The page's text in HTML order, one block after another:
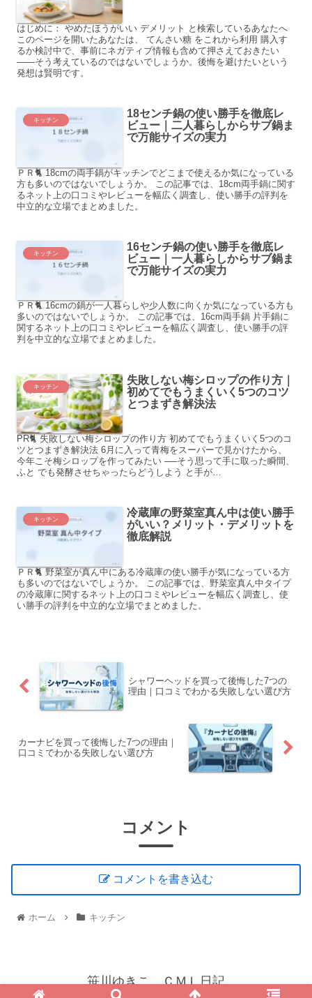
はじめに： やめたほうがいい デメリット と検索しているあなたへ
このページを開いたあなたは、 てんさい糖 をこれから利用 購入す
るか検討中で、事前にネガティブ情報も含めて押さえておきたい
――そう考えているのではないでしょうか。後悔を避けたいという
発想は賢明です。
キッチン
18センチ鍋の使い勝手を徹底レ
ビュー｜二人暮らしからサブ鍋ま
で万能サイズの実力
ＰＲ🐈 18cmの両手鍋がキッチンでどこまで使えるか気になっている
方も多いのではないでしょうか。 この記事では、18cm両手鍋に関す
るネット上の口コミやレビューを幅広く調査し、使い勝手の評判を
中立的な立場でまとめました。
キッチン
16センチ鍋の使い勝手を徹底レ
ビュー｜一人暮らしからサブ鍋ま
で万能サイズの実力
ＰＲ🐈 16cmの鍋が一人暮らしや少人数に向くか気になっている方も
多いのではないでしょうか。 この記事では、16cm両手鍋 片手鍋に
関するネット上の口コミやレビューを幅広く調査し、使い勝手の評
判を中立的な立場でまとめました。
キッチン
失敗しない梅シロップの作り方｜
初めてでもうまくいく5つのコツ
とつまずき解決法
PR🐈 失敗しない梅シロップの作り方 初めてでもうまくいく5つのコ
ツとつまずき解決法 6月に入って青梅をスーパーで見かけたから、
今年こそ梅シロップを作ってみたい ──そう思って手に取った瞬間、
ふと でも発酵させちゃったらどうしよう と手が…
キッチン
冷蔵庫の野菜室真ん中は使い勝手
がいい？メリット・デメリットを
徹底解説
ＰＲ🐈 野菜室が真ん中にある冷蔵庫の使い勝手が気になっている方
も多いのではないでしょうか。 この記事では、野菜室真ん中タイプ
の冷蔵庫に関するネット上の口コミやレビューを幅広く調査し、使
い勝手の評判を中立的な立場でまとめました。
シャワーヘッドを買って後悔した7つの
理由｜口コミでわかる失敗しない選び方
カーナビを買って後悔した7つの理由｜
口コミでわかる失敗しない選び方
コメント
コメントを書き込む
ホーム キッチン
笹川ゆきこ ＣＭＬ日記